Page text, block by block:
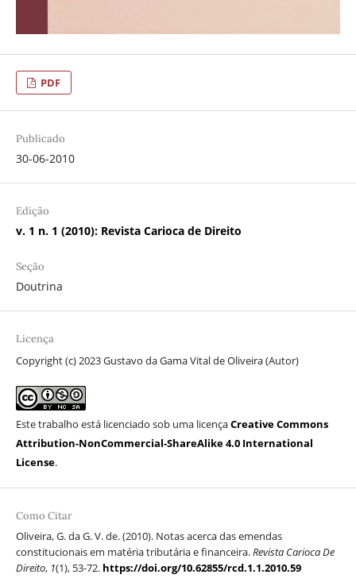
PDF
Publicado
30-06-2010
Edição
v. 1 n. 1 (2010): Revista Carioca de Direito
Seção
Doutrina
Licença
Copyright (c) 2023 Gustavo da Gama Vital de Oliveira (Autor)
Este trabalho está licenciado sob uma licençaCreative Commons
Attribution-NonCommercial-ShareAlike 4.0 International
License.
Como Citar
Oliveira, G. da G. V. de. (2010). Notas acerca das emendas
constitucionais em matéria tributária e financeira.Revista Carioca De
Direito, 1(1), 53-72. https://doi.org/10.62855/rcd.1.1.2010.59